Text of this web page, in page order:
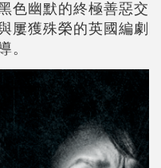
色幽默的終極善惡交
屢獲殊榮的英國編劇
。